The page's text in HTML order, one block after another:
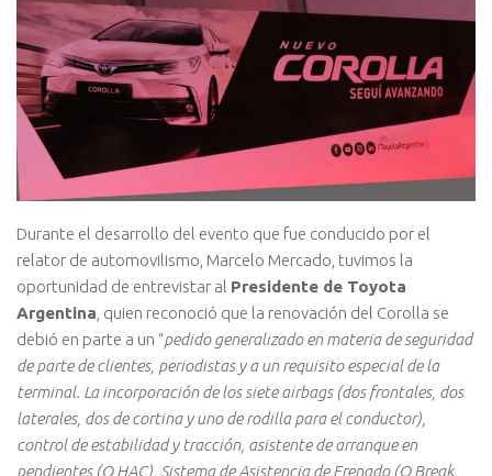
Durante el desarrollo del evento que fue conducido por el
relator de automovilismo, Marcelo Mercado, tuvimos la
oportunidad de entrevistar al Presidente de Toyota
Argentina , quien reconoció que la renovación del Corolla se
debió en parte a un “pedido generalizado en materia de seguridad
de parte de clientes, periodistas y a un requisito especial de la
terminal. La incorporación de los siete airbags (dos frontales, dos
laterales, dos de cortina y uno de rodilla para el conductor),
control de estabilidad y tracción, asistente de arranque en
pendientes (O HAC), Sistema de Asistencia de Frenado (O Break